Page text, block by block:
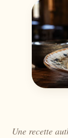
Une recette